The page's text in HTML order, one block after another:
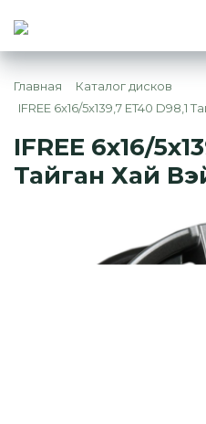
Главная
Каталог дисков
IFREE 6x16/5x139,7 ET40 D98,1
IFREE 6x16/
Тайган Хай